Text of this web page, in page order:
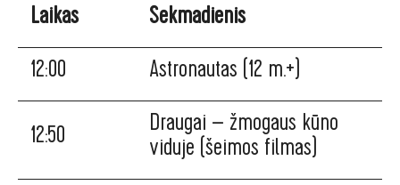
Laikas
Sekmadienis
12:00
Astronautas (12 m.+)
12:50
Draugai – žmogaus kūno
viduje (šeimos filmas)